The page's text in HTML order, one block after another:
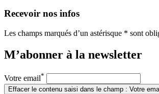
Recevoir nos infos
Les champs marqués d’un astérisque * sont
M’abonner à la newsletter
Votre email*
Effacer le contenu saisi dans le champ : Votre